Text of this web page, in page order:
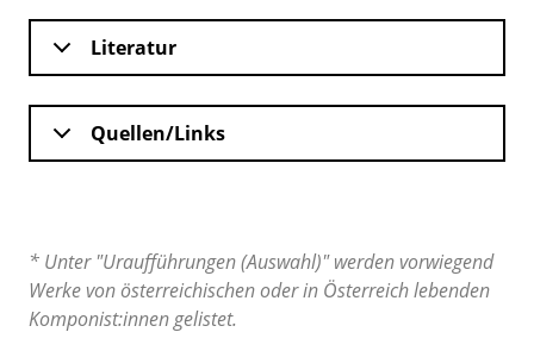
Literatur
Quellen/Links
* Unter "Uraufführungen (Auswahl)" werden vorwiegend
Werke von österreichischen oder in Österreich lebenden
Komponist:innen gelistet.